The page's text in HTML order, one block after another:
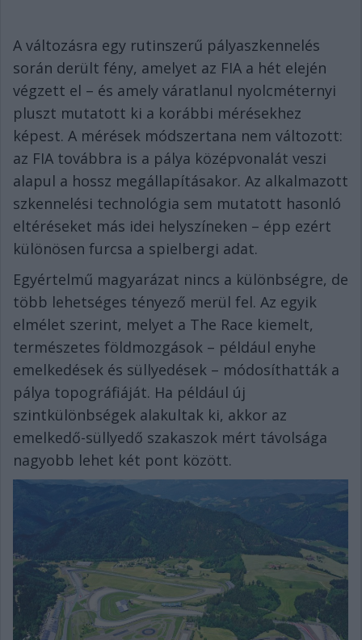
A változásra egy rutinszerű pályaszkennelés
során derült fény, amelyet az FIA a hét elején
végzett el – és amely váratlanul nyolcméternyi
pluszt mutatott ki a korábbi mérésekhez
képest. A mérések módszertana nem változott:
az FIA továbbra is a pálya középvonalát veszi
alapul a hossz megállapításakor. Az alkalmazott
szkennelési technológia sem mutatott hasonló
eltéréseket más idei helyszíneken – épp ezért
különösen furcsa a spielbergi adat.
Egyértelmű magyarázat nincs a különbségre, de
több lehetséges tényező merül fel. Az egyik
elmélet szerint, melyet a The Race kiemelt,
természetes földmozgások – például enyhe
emelkedések és süllyedések – módosíthatták a
pálya topográfiáját. Ha például új
szintkülönbségek alakultak ki, akkor az
emelkedő-süllyedő szakaszok mért távolsága
nagyobb lehet két pont között.